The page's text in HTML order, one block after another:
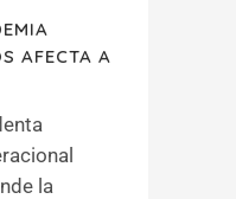
AFECTA A
la